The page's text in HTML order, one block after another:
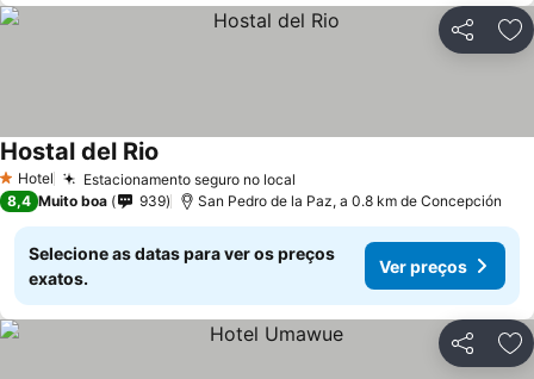
Partilhar
1 Estrelas
Hotel Estacionamento seguro no local
Hostal del Rio
8,4 Muito boa 939 San Pedro de la Paz, a 0.8 km de Concepción
Selecione as datas para ver os preços
exatos.
Ver preços
Partilhar